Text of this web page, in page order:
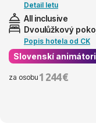
Detail letu
All inclusive
Dvoulůžkový
Popis hotela od CK
Slovenskí animátori
za osobu 1 244 €